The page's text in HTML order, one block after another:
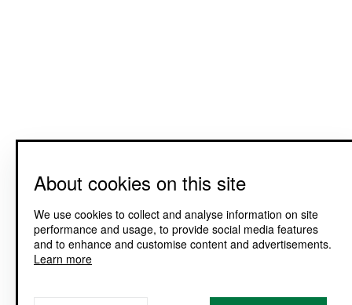
About cookies on this site
We use cookies to collect and analyse information on site
performance and usage, to provide social media features
and to enhance and customise content and advertisements.
Learn more